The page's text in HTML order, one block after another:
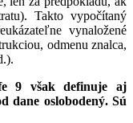
Takto vypočítaný
vynaložené
odmenu znalca,
9 však definuje aj
dane oslobodený. Sú